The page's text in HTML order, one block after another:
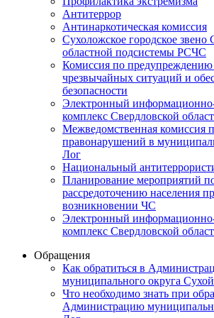
Антитеррор
Антинаркотическая комиссия
Сухоложское городское звено
областной подсистемы РСЧС
Комиссия по
чрезвычайных ситуаций и
безопасности
Электронный
комплекс Cвердловской
Межведомственная комиссия
правонарушений в
Лог
Национальный
Планирование мероприятий
рассредоточению населения
возникновении ЧС
Электронный
комплекс Свердловской
Обращения
Как обратиться в
муниципального округа
Что необходимо знать при
Администрацию